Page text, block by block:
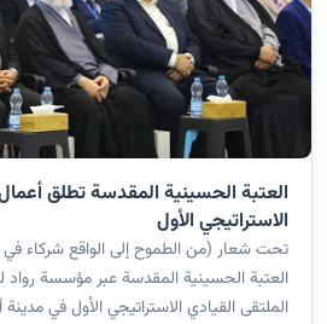
العتبة الحسينية المقدسة تطلق
الاستراتيجي الأول
تحت شعار (من الطموح إلى الواقع شركاء
العتبة الحسينية المقدسة عبر مؤسسة رواد
الملتقى القيادي الاستراتيجي الأول في